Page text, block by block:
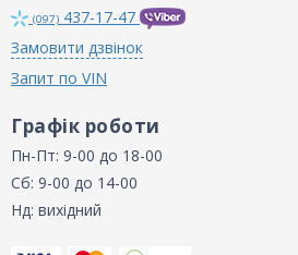
(097) 437-17-47
Замовити дзвінок
Запит по VIN
Графік роботи
Пн-Пт: 9-00 до 18-00
Сб: 9-00 до 14-00
Нд: вихідний